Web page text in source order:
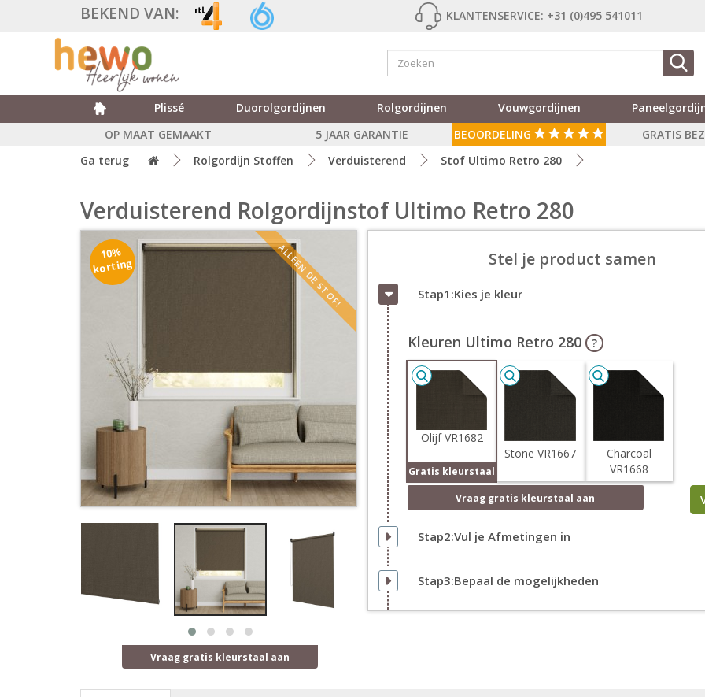
BEKEND VAN: KLANTENSERVICE: +31 (0)495 541011
Plissé Duorolgordijnen Rolgordijnen Vouwgordijnen
OP MAAT GEMAAKT
5 JAAR GARANTIE BEOORDELING GRATIS
Ga terug
Rolgordijn Stoffen Verduisterend Stof Ultimo Retro 280
Verduisterend Rolgordijnstof Ultimo Retro 280
ALLEEN DE STOF!
10%
korting
Vraag gratis kleurstaal aan
Stel je product samen
Stap1:Kies je kleur
Kleuren Ultimo Retro 280 ?
Olijf VR1682
Gratis kleurstaal
Stone VR1667
Charcoal
VR1668
Vraag gratis kleurstaal aan
Stap2:Vul je Afmetingen in
Stap3:Bepaal de mogelijkheden